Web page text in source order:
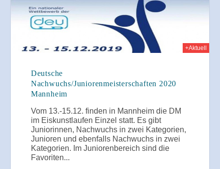
+Aktuell
Deutsche
Nachwuchs/Juniorenmeisterschaften 2020
Mannheim
Vom 13.-15.12. finden in Mannheim die DM
im Eiskunstlaufen Einzel statt. Es gibt
Juniorinnen, Nachwuchs in zwei Kategorien,
Junioren und ebenfalls Nachwuchs in zwei
Kategorien. Im Juniorenbereich sind die
Favoriten...